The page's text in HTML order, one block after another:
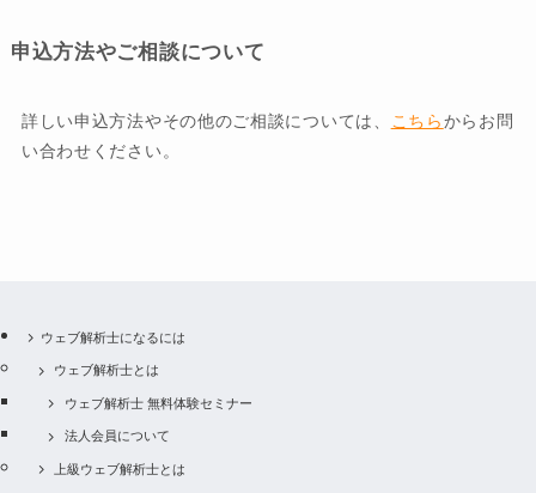
申込方法やご相談について
詳しい申込方法やその他のご相談については、 こちらからお問
い合わせください。
ウェブ解析士になるには
ウェブ解析士とは
ウェブ解析士 無料体験セミナー
法人会員について
上級ウェブ解析士とは